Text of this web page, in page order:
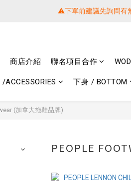
⚠️下單前建議先詢問有
⚠️下單前建議先詢問有
⚠️下單前建議先詢問有
商店介紹 聯名項目合作
ACCESSORIES 下身 / BOTTOM
(加拿大拖鞋品牌)
PEOPLE